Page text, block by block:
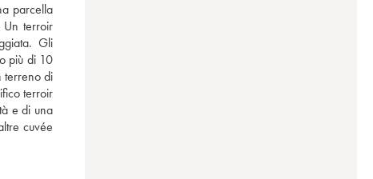
parcella
terroir
Gli
più di 10
terreno di
terroir
e di una
cuvée